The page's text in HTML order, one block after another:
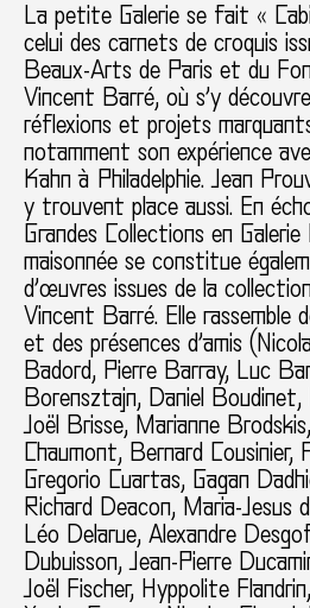
La petite Galerie se fait «
celui des carnets de croquis
Beaux-Arts de Paris et du
Vincent Barré, où s’y
réflexions et projets
notamment son expérience
Kahn à Philadelphie. Jean
y trouvent place aussi. En
Grandes Collections en
maisonnée se constitue
d’œuvres issues de la
Vincent Barré. Elle rassemble
et des présences d’amis
Badord, Pierre Barray, Luc
Borensztajn, Daniel
Joël Brisse, Marianne
Chaumont, Bernard Cousinier,
Gregorio Cuartas, Gagan
Richard Deacon, Maria-Jesus
Léo Delarue, Alexandre
Dubuisson, Jean-Pierre
Joël Fischer, Hyppolite